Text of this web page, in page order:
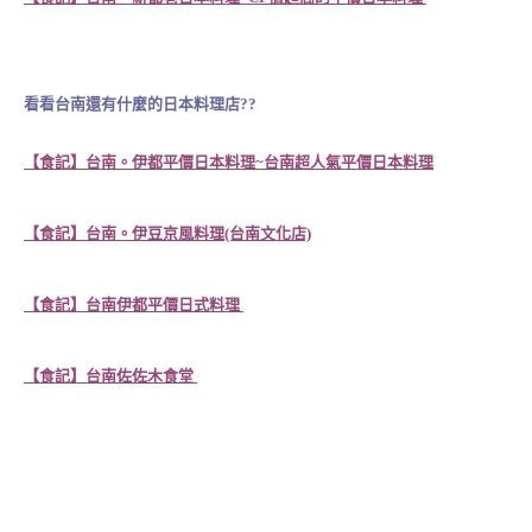
看看台南還有什麼的日本料理店??
【食記】台南。伊都平價日本料理~台南超人氣平價日本料理
【食記】台南。伊豆京風料理(台南文化店)
【食記】台南伊都平價日式料理
【食記】台南佐佐木食堂